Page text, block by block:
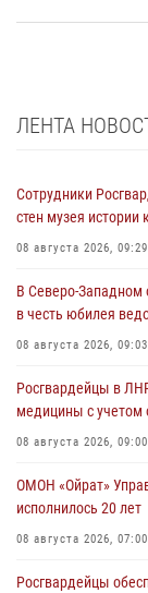
ЛЕНТА
Сотрудники
стен музея истории
08 августа 2026, 09:29
В Северо-Западном
в честь юбилея
08 августа 2026, 09:03
Росгвардейцы в
медицины с
08 августа 2026, 09:00
ОМОН «Ойрат»
исполнилось 20 лет
08 августа 2026, 07:00
Росгвардейцы